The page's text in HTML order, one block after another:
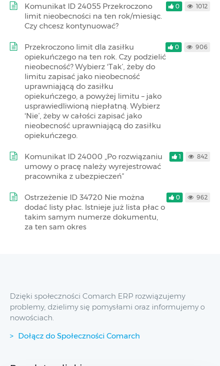
Komunikat ID 24055 Przekroczono
limit nieobecności na ten rok/miesiąc.
Czy chcesz kontynuować?
0 1012
Przekroczono limit dla zasiłku
opiekuńczego na ten rok. Czy podzielić
nieobecność? Wybierz 'Tak’, żeby do
limitu zapisać jako nieobecność
uprawniającą do zasiłku
opiekuńczego, a powyżej limitu – jako
usprawiedliwioną niepłatną. Wybierz
'Nie’, żeby w całości zapisać jako
nieobecność uprawniającą do zasiłku
opiekuńczego.
0 906
Komunikat ID 24000 „Po rozwiązaniu
umowy o pracę należy wyrejestrować
pracownika z ubezpieczeń”
1 842
Ostrzeżenie ID 34720 Nie można
dodać listy płac. Istnieje już lista płac o
takim samym numerze dokumentu,
za ten sam okres
0 962
Dzięki społeczności Comarch ERP rozwiązujemy
problemy, dzielimy się pomysłami oraz informujemy o
nowościach.
Dołącz do Społeczności Comarch